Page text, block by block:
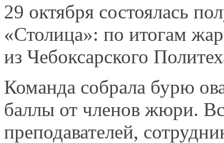
29 октября состоялась
«Столица»: по итогам
из Чебоксарского
Команда собрала бурю
баллы от членов жюри.
преподавателей,